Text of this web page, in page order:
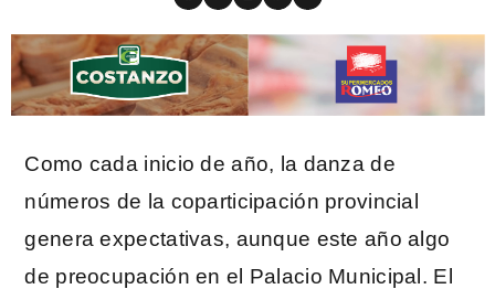
Como cada inicio de año, la danza de
números de la coparticipación provincial
genera expectativas, aunque este año algo
de preocupación en el Palacio Municipal. El